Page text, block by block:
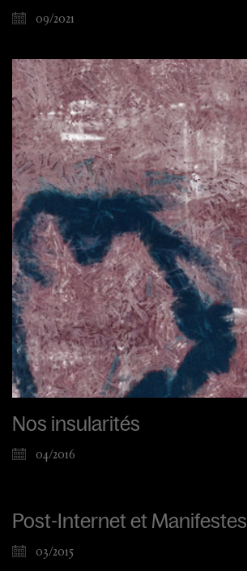
09/2021
Nos insularités
04/2016
Post-Internet et Manifestes
03/2015